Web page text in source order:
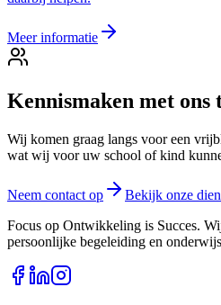
Meer informatie
Kennismaken met ons
Wij komen graag langs voor een
wat wij voor uw school of kind
Neem contact op
Bekijk onze
Focus op Ontwikkeling is Succes.
persoonlijke begeleiding en